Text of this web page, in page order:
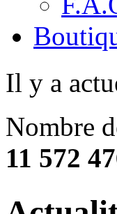
Il y a
Nombre
11 572